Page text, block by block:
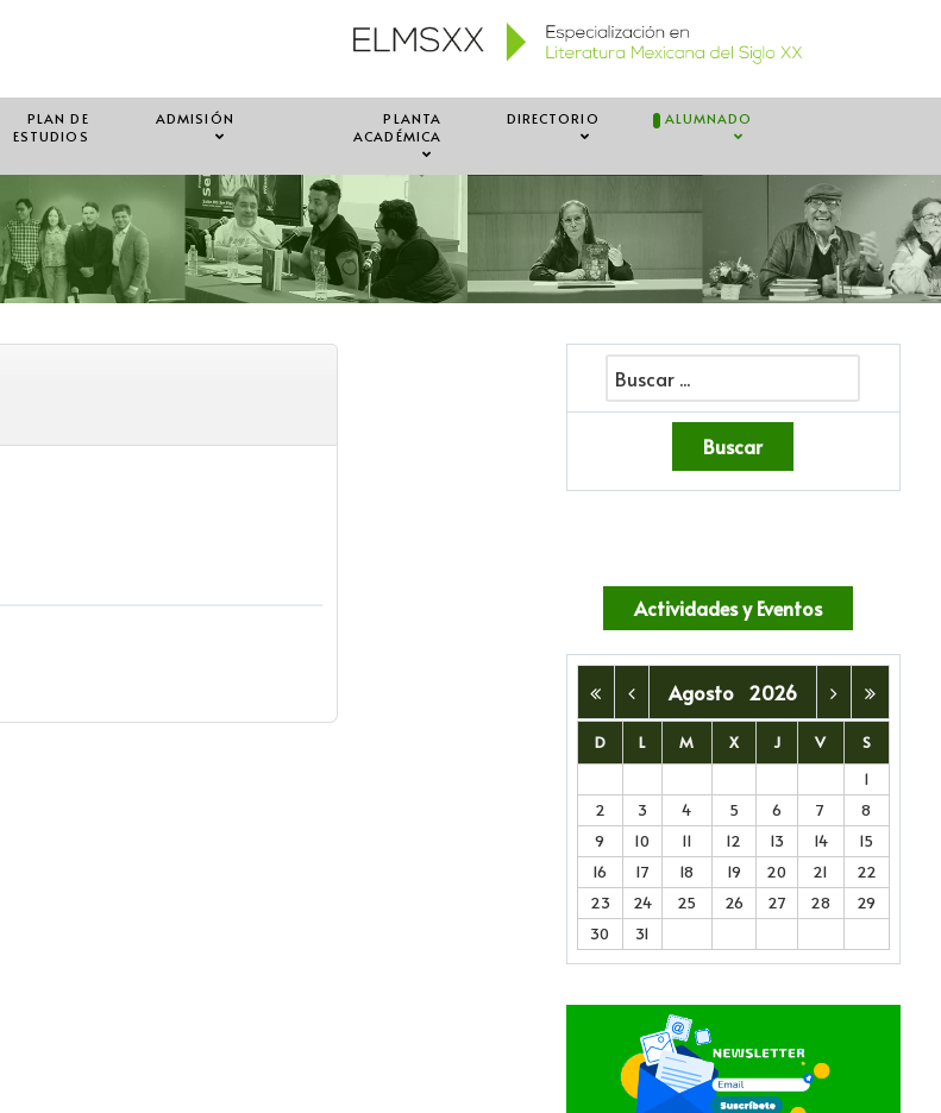
PLAN DE
ESTUDIOS
ADMISIÓN
PLANTA
ACADÉMICA
DIRECTORIO ALUMNADO
Actividades y Eventos
Agosto 2026
D L M X J V
S
1
2
3 4 5 6 7
8
9
10 11 12 13 14
15
16
17 18 19 20 21
22
23
24 25 26 27 28
29
30
31